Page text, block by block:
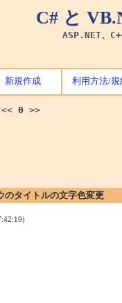
C# と
ASP.NET、
新規作成 利用方法/規
0 >>
のタイトルの文字色変更